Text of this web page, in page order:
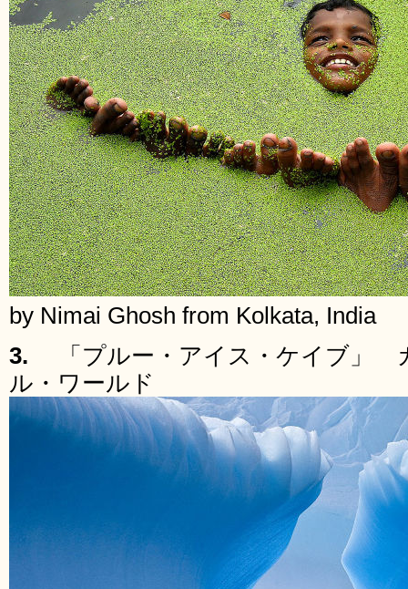
by Nimai Ghosh from Kolkata, India
3.
「プルー・アイス・ケイブ」
ル・ワールド